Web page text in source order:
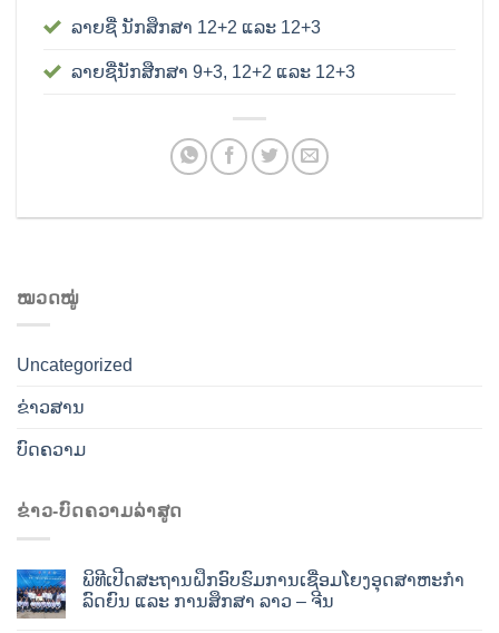
ລາຍຊື່ ນັກສຶກສາ 12+2 ແລະ 12+3
ລາຍຊື່ນັກສືກສາ 9+3, 12+2 ແລະ 12+3
ໝວດໝູ່
Uncategorized
ຂ່າວສານ
ບົດຄວາມ
ຂ່າວ-ບົດຄວາມລ່າສູດ
ພິທີເປີດສະຖານຝຶກອົບຮົມການເຊື່ອມໂຍງອຸດສາຫະກໍາ
ລົດຍົນ ແລະ ການສຶກສາ ລາວ – ຈີນ